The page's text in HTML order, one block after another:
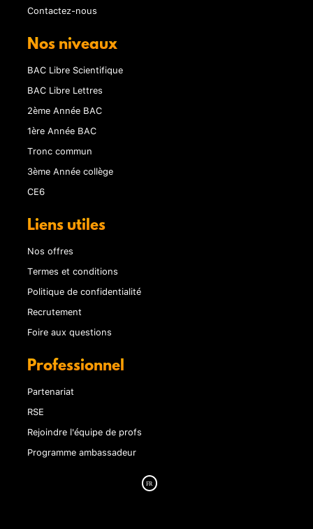
Contactez-nous
Nos niveaux
BAC Libre Scientifique
BAC Libre Lettres
2ème Année BAC
1ère Année BAC
Tronc commun
3ème Année collège
CE6
Liens utiles
Nos offres
Termes et conditions
Politique de confidentialité
Recrutement
Foire aux questions
Professionnel
Partenariat
RSE
Rejoindre l'équipe de profs
Programme ambassadeur